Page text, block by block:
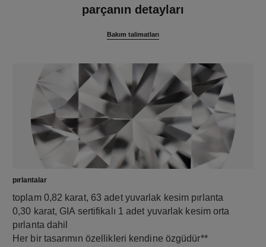
parçanın detayları
Bakım talimatları
pırlantalar
toplam 0,82 karat, 63 adet yuvarlak kesim pırlanta
0,30 karat, GIA sertifikalı 1 adet yuvarlak kesim orta
pırlanta dahil
Her bir tasarımın özellikleri kendine özgüdür**